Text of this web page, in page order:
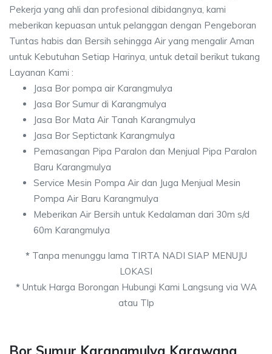
Pekerja yang ahli dan profesional dibidangnya, kami
meberikan kepuasan untuk pelanggan dengan Pengeboran
Tuntas habis dan Bersih sehingga Air yang mengalir Aman
untuk Kebutuhan Setiap Harinya, untuk detail berikut tukang
Layanan Kami :
Jasa Bor pompa air Karangmulya
Jasa Bor Sumur di Karangmulya
Jasa Bor Mata Air Tanah Karangmulya
Jasa Bor Septictank Karangmulya
Pemasangan Pipa Paralon dan Menjual Pipa Paralon
Baru Karangmulya
Service Mesin Pompa Air dan Juga Menjual Mesin
Pompa Air Baru Karangmulya
Meberikan Air Bersih untuk Kedalaman dari 30m s/d
60m Karangmulya
*Tanpa menunggu lama TIRTA NADI SIAP MENUJU
LOKASI
*Untuk Harga Borongan Hubungi Kami Langsung via WA
atau Tlp